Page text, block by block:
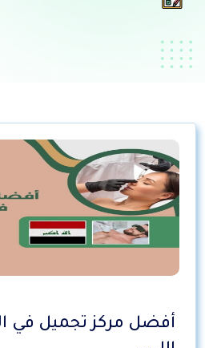
أفضل مركز تجميل في